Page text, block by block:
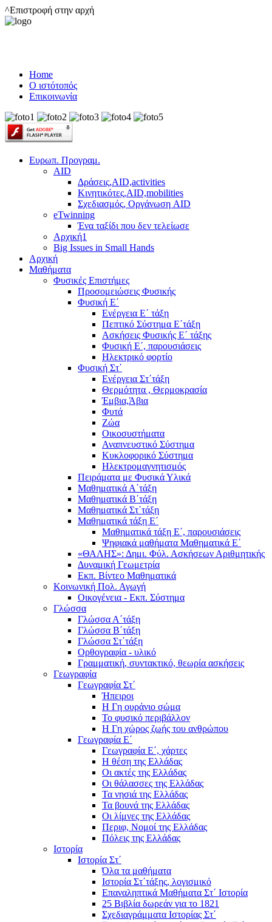
^Επιστροφή στην αρχή
Home
Ο ιστότοπός
Επικοινωνία
Ευρωπ. Προγραμ.
AID
Δράσεις,AID,activities
Κινητικότες,AID,mobilities
Σχεδιασμός, Οργάνωση AID
eTwinning
Ένα ταξίδι που δεν τελείωσε
Αρχική1
Big Issues in Small Hands
Αρχική
Μαθήματα
Φυσικές Επιστήμες
Προσομειώσεις Φυσικής
Φυσική Ε΄
Ενέργεια Ε΄ τάξη
Πεπτικό Σύστημα Ε΄τάξη
Ασκήσεις Φυσικής Ε΄ τάξης
Φυσική Ε΄, παρουσιάσεις
Ηλεκτρικό φορτίο
Φυσική Στ΄
Ενέργεια Στ΄τάξη
Θερμότητα , Θερμοκρασία
Έμβια,Άβια
Φυτά
Ζώα
Οικοσυστήματα
Αναπνευστικό Σύστημα
Κυκλοφορικό Σύστημα
Ηλεκτρομαγνητισμός
Πειράματα με Φυσικά Υλικά
Μαθηματικά Α΄τάξη
Μαθηματικά Β΄τάξη
Μαθηματικά Στ΄τάξη
Μαθηματικά τάξη Ε΄
Μαθηματικά τάξη Ε΄, παρουσιάσεις
Ψηφιακά μαθήματα Μαθηματικά Ε΄
«ΘΑΛΗΣ»: Δημι. Φύλ. Ασκήσεων Αριθμητικής
Δυναμική Γεωμετρία
Εκπ. Βίντεο Μαθηματικά
Κοινωνική Πολ. Αγωγή
Οικογένεια - Εκπ. Σύστημα
Γλώσσα
Γλώσσα Α΄τάξη
Γλώσσα Β΄τάξη
Γλώσσα Στ΄τάξη
Ορθογραφία - υλικό
Γραμματική, συντακτικό, θεωρία ασκήσεις
Γεωγραφία
Γεωγραφία Στ΄
Ήπειροι
Η Γη ουράνιο σώμα
Το φυσικό περιβάλλον
Η Γη χώρος ζωής του ανθρώπου
Γεωγραφία Ε΄
Γεωγραφία Ε΄, χάρτες
Η θέση της Ελλάδας
Οι ακτές της Ελλάδας
Οι θάλασσες της Ελλάδας
Τα νησιά της Ελλάδας
Τα βουνά της Ελλάδας
Οι λίμνες της Ελλάδας
Περιφ, Νομοί της Ελλάδας
Πόλεις της Ελλάδας
Ιστορία
Ιστορία Στ΄
Όλα τα μαθήματα
Ιστορία Στ΄τάξης, λογισμικό
Επαναληπτικά Μαθήματα Στ΄ Ιστορία
25 Βιβλία δωρεάν για το 1821
Σχεδιαγράμματα Ιστορίας Στ΄